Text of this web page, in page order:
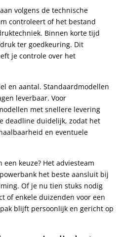
volgens de technische
controleert of het bestand
Binnen korte tijd
ter goedkeuring. Dit
je controle over het
en aantal. Standaardmodellen
leverbaar. Voor
met snellere levering
deadline duidelijk, zodat het
en eventuele
keuze? Het adviesteam
het beste aansluit bij
Of je nu tien stuks nodig
of enkele duizenden voor een
blijft persoonlijk en gericht op